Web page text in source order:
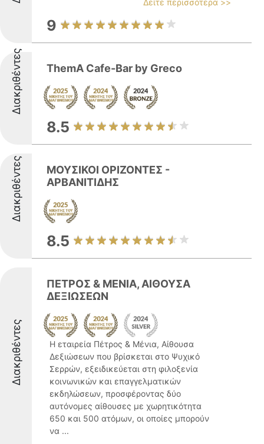
Δείτε περισσότερα >>
9
Διακριθέντες ThemA Cafe-Bar by Greco
8.5
Διακριθέντες
ΜΟΥΣΙΚΟΙ ΟΡΙΖΟΝΤΕΣ -
ΑΡΒΑΝΙΤΙΔΗΣ
8.5
Διακριθέντες
ΠΕΤΡΟΣ & ΜΕΝΙΑ, ΑΙΘΟΥΣΑ
ΔΕΞΙΩΣΕΩΝ
Η εταιρεία Πέτρος & Μένια, Αίθουσα
Δεξιώσεων που βρίσκεται στο Ψυχικό
Σερρών, εξειδικεύεται στη φιλοξενία
κοινωνικών και επαγγελματικών
εκδηλώσεων, προσφέροντας δύο
αυτόνομες αίθουσες με χωρητικότητα
650 και 500 ατόμων, οι οποίες μπορούν
να ...